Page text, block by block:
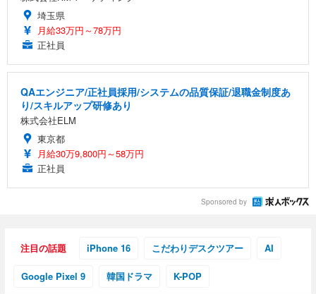
埼玉県
月給33万円～78万円
正社員
QAエンジニア/正社員採用/システムの品質保証/退職金制度あ
り/スキルアップ研修あり
株式会社ELM
東京都
月給30万9,800円～58万円
正社員
Sponsored by
注目の話題 iPhone 16 こだわりデスクツアー AI
Google Pixel 9 韓国ドラマ K-POP